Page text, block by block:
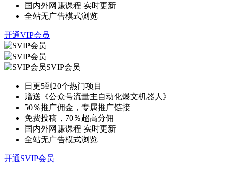
国内外网赚课程 实时更新
全站无广告模式浏览
开通VIP会员
SVIP会员
日更5到20个热门项目
赠送《公众号流量主自动化爆文机器人》
50％推广佣金，专属推广链接
免费投稿，70％超高分佣
国内外网赚课程 实时更新
全站无广告模式浏览
开通SVIP会员